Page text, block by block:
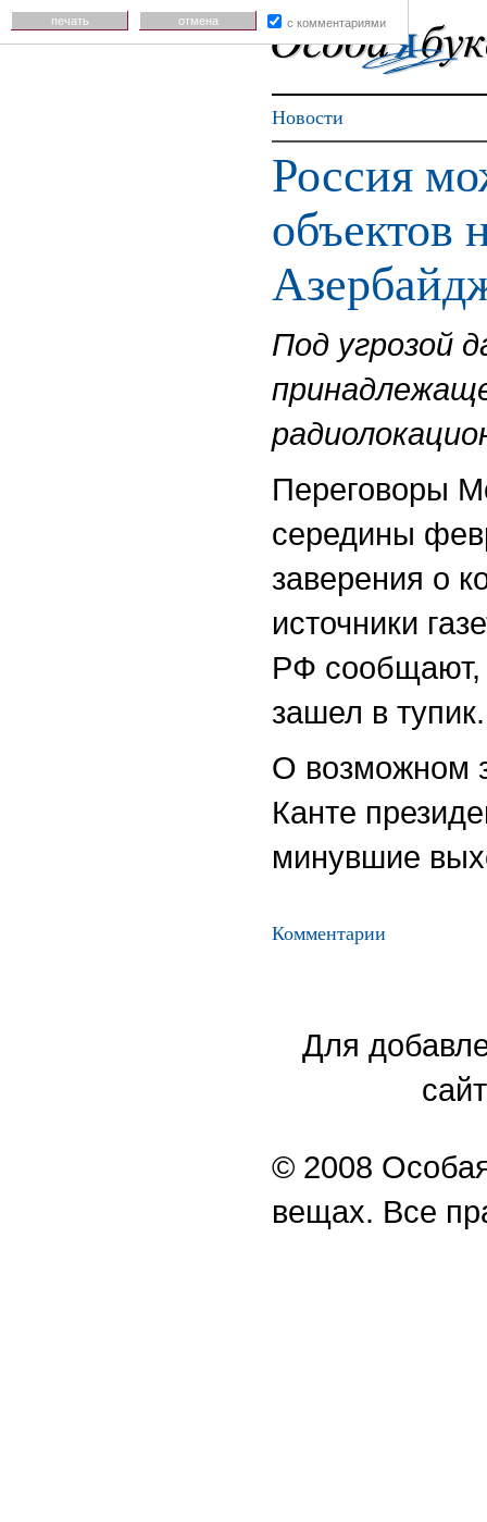
Новости
Россия
объектов
Под угрозой
Переговоры
середины
заверения о
источники
РФ сообщают,
зашел в тупик.
О возможном
Канте
минувшие
Комментарии
Для
© 2008
вещах. Все
печать отмена с комментариями